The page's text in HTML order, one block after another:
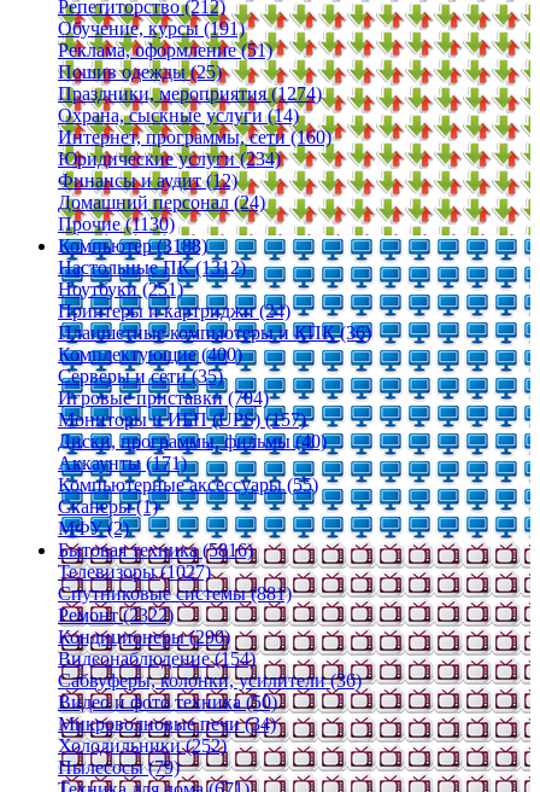
Репетиторство (212)
Обучение, курсы (191)
Реклама, оформление (51)
Пошив одежды (25)
Праздники, мероприятия (1274)
Охрана, сыскные услуги (14)
Интернет, программы, сети (160)
Юридические услуги (234)
Финансы и аудит (12)
Домашний персонал (24)
Прочие (1130)
Компьютер (3188)
Настольные ПК (1312)
Ноутбуки (251)
Принтеры и картриджи (24)
Планшетные компьютеры и КПК (36)
Комплектующие (400)
Серверы и сети (35)
Игровые приставки (704)
Мониторы и ИБП (UPS) (157)
Диски, программы, фильмы (40)
Аккаунты (171)
Компьютерные аксессуары (55)
Сканеры (1)
МФУ (2)
Бытовая техника (5816)
Телевизоры (1027)
Спутниковые системы (881)
Ремонт (2322)
Кондиционеры (290)
Видеонаблюдение (154)
Сабвуферы, колонки, усилители (36)
Видео и фото техника (50)
Микроволновые печи (34)
Холодильники (252)
Пылесосы (79)